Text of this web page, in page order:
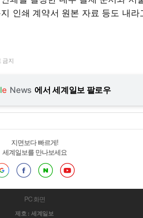
인쇄 계약서 원본 자료 등도 내라
금지
le News 에서 세계일보 팔로우
지면보다 빠르게!
세계일보를 만나보세요
PC 화면
제호 : 세계일보